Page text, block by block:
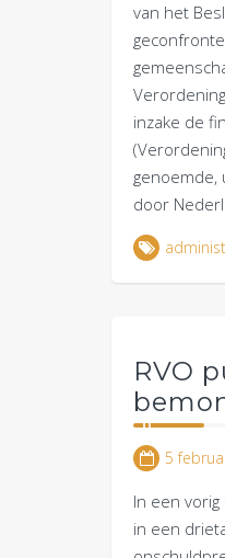
van het
inzake de
genoemde,
door
RVO
5
In een
in een